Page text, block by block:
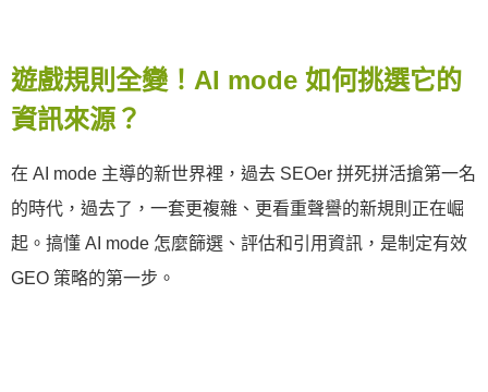
遊戲規則全變！AI mode 如何挑選它的
資訊來源？
在 AI mode 主導的新世界裡，過去 SEOer 拼死拼活搶第一名
的時代，過去了，一套更複雜、更看重聲譽的新規則正在崛
起。搞懂 AI mode 怎麼篩選、評估和引用資訊，是制定有效
GEO 策略的第一步。